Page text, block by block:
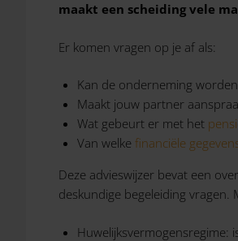
maakt een scheiding vele
Er komen vragen op je af als:
Kan de onderneming
Maakt jouw partner
Wat gebeurt er met het
Van welke financiële
Deze advieswijzer bevat een
deskundige begeleiding vragen.
Huwelijksvermogensregime: